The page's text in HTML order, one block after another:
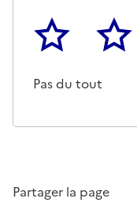
1
Pas du tout
2
Partager la page